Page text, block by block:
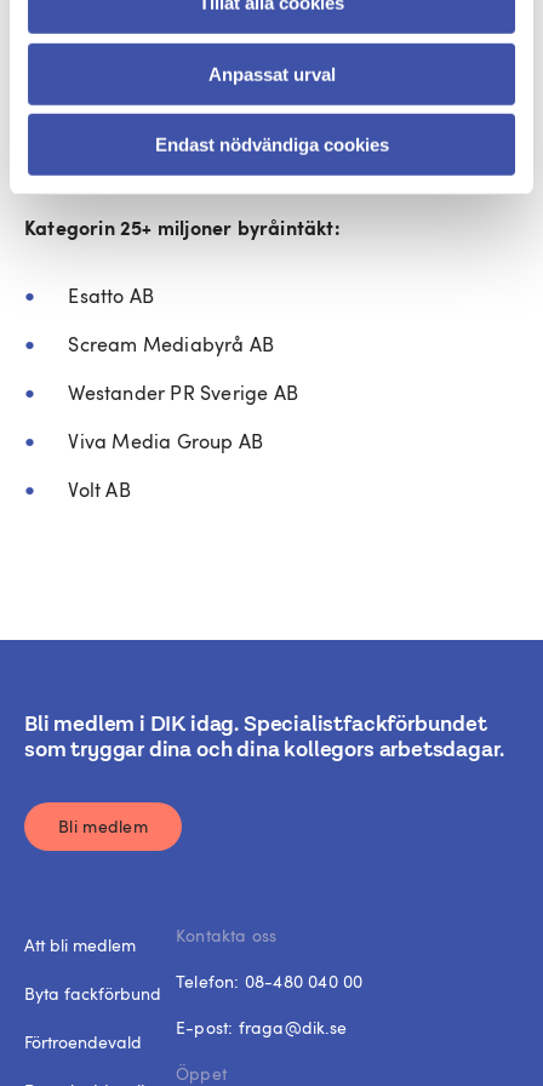
Anpassat urval
Endast nödvändiga cookies
Miltton Insights AB
Mustasch Reklambyrå AB
Södra Tornet Kommunikation AB
The Bond Communication Agency AB
Kategorin 25+ miljoner byråintäkt:
Esatto AB
Scream Mediabyrå AB
Westander PR Sverige AB
Viva Media Group AB
Volt AB
Bli medlem i DIK idag. Specialistfackförbundet
som tryggar dina och dina kollegors arbetsdagar.
Bli medlem
Att bli medlem
Byta fackförbund
Förtroendevald
Kontakta oss
Telefon: 08-480 040 00
E-post: fraga@dik.se
Öppet